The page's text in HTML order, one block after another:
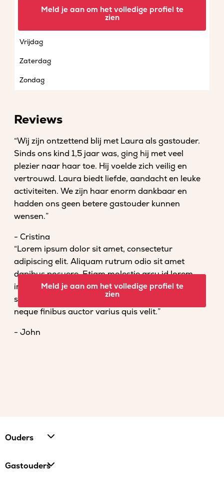
Vrijdag
Zaterdag
Zondag
Meld je aan om het volledige profiel te
zien
Reviews
“Wij zijn ontzettend blij met Laura als gastouder.
Sinds ons kind 1,5 jaar was, ging hij met veel
plezier naar haar toe. Hij voelde zich veilig en
vertrouwd. Laura biedt liefde, aandacht en leuke
activiteiten. We zijn haar enorm dankbaar en
hadden ons geen betere gastouder kunnen
wensen.”
- Cristina
“Lorem ipsum dolor sit amet, consectetur
adipiscing elit. Aliquam rutrum odio sit amet
dapibus posuere. Etiam molestie arcu id lorem
imperdiet convallis. Fusce venenatis nisl nec dolor
scelerisque tempor. Vestibulum et magna vel
neque finibus auctor varius quis velit.”
- John
Meld je aan om het volledige profiel te
zien
Ouders
Gastouders